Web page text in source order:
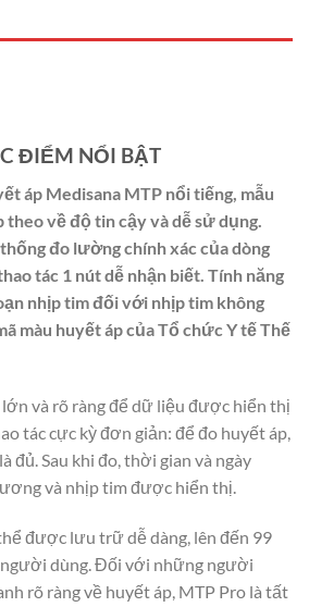
ĐIỂM NỔI BẬT
áp Medisana MTP nổi tiếng, mẫu
về độ tin cậy và dễ sử dụng.
đo lường chính xác của dòng
tác 1 nút dễ nhận biết. Tính năng
nhịp tim đối với nhịp tim không
màu huyết áp của Tổ chức Y tế Thế
lớn và rõ ràng để dữ liệu được hiển thị
tác cực kỳ đơn giản: để đo huyết áp,
đủ. Sau khi đo, thời gian và ngày
và nhịp tim được hiển thị.
được lưu trữ dễ dàng, lên đến 99
người dùng. Đối với những người
rõ ràng về huyết áp, MTP Pro là tất